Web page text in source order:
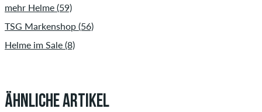
mehr Helme (59)
TSG Markenshop (56)
Helme im Sale (8)
ÄHNLICHE ARTIKEL